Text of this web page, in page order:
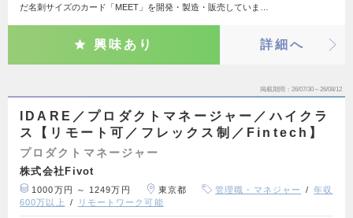
だ名刺サイズのカード「MEET」を開発・製造・販売していま…
興味あり 詳細へ
掲載期間 26/07/30～26/08/12
IDARE／プロダクトマネージャー／ハイクラ
ス【リモート可／フレックス制／Fintech】
プロダクトマネージャー
株式会社Fivot
1000万円 ～ 1249万円 東京都 管理職・マネジャー
年収
600万以上
リモートワーク可能